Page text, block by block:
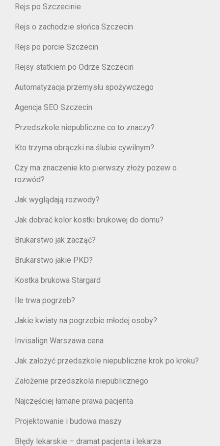
Rejs po Szczecinie
Rejs o zachodzie słońca Szczecin
Rejs po porcie Szczecin
Rejsy statkiem po Odrze Szczecin
Automatyzacja przemysłu spożywczego
Agencja SEO Szczecin
Przedszkole niepubliczne co to znaczy?
Kto trzyma obrączki na ślubie cywilnym?
Czy ma znaczenie kto pierwszy złoży pozew o
rozwód?
Jak wyglądają rozwody?
Jak dobrać kolor kostki brukowej do domu?
Brukarstwo jak zacząć?
Brukarstwo jakie PKD?
Kostka brukowa Stargard
Ile trwa pogrzeb?
Jakie kwiaty na pogrzebie młodej osoby?
Invisalign Warszawa cena
Jak założyć przedszkole niepubliczne krok po kroku?
Założenie przedszkola niepublicznego
Najczęściej łamane prawa pacjenta
Projektowanie i budowa maszy
Błędy lekarskie – dramat pacjenta i lekarza